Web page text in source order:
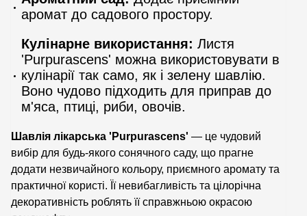
аромат до садового простору.
Кулінарне використання: Листя
'Purpurascens' можна використовувати в
кулінарії так само, як і зелену шавлію.
Воно чудово підходить для приправ до
м'яса, птиці, риби, овочів.
Шавлія лікарська 'Purpurascens' — це чудовий
вибір для будь-якого сонячного саду, що прагне
додати незвичайного кольору, приємного аромату та
практичної користі. Її невибагливість та цілорічна
декоративність роблять її справжньою окрасою